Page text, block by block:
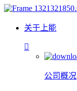
关于上能
公司概况